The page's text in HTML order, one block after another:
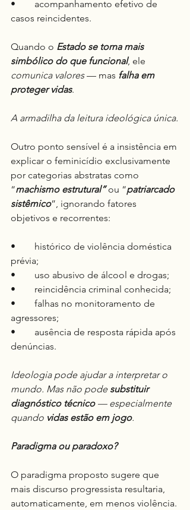
•	acompanhamento efetivo de
casos reincidentes.
Quando o Estado se torna mais
simbólico do que funcional, ele
comunica valores — mas falha em
proteger vidas.
A armadilha da leitura ideológica única.
Outro ponto sensível é a insistência em
explicar o feminicídio exclusivamente
por categorias abstratas como
“machismo estrutural” ou “patriarcado
sistêmico”, ignorando fatores
objetivos e recorrentes:
•	histórico de violência doméstica
prévia;
•	uso abusivo de álcool e drogas;
•	reincidência criminal conhecida;
•	falhas no monitoramento de
agressores;
•	ausência de resposta rápida após
denúncias.
Ideologia pode ajudar a interpretar o
mundo. Mas não pode substituir
diagnóstico técnico — especialmente
quando vidas estão em jogo.
Paradigma ou paradoxo?
O paradigma proposto sugere que
mais discurso progressista resultaria,
automaticamente, em menos violência.